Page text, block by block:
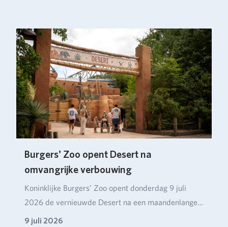
Burgers' Zoo opent Desert na
omvangrijke verbouwing
Koninklijke Burgers’ Zoo opent donderdag 9 juli
2026 de vernieuwde Desert na een maandenlange
verbou…
9 juli 2026